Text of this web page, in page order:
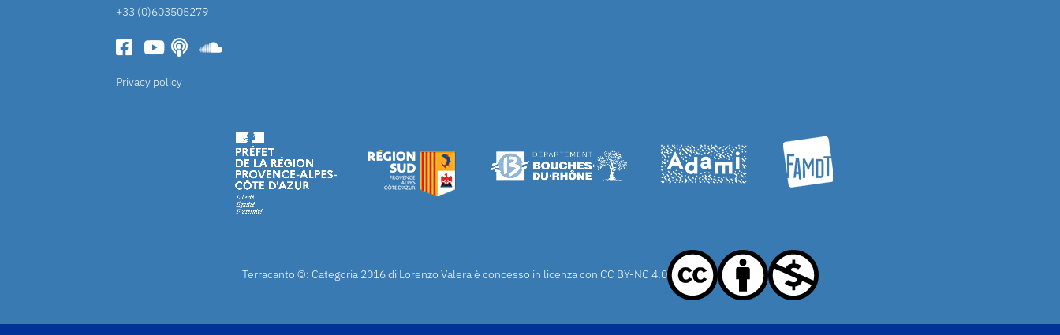
+33 (0)603505279
Privacy policy
Terracanto ©: Categoria 2016 di Lorenzo Valera è concesso in licenza con CC BY-NC 4.0